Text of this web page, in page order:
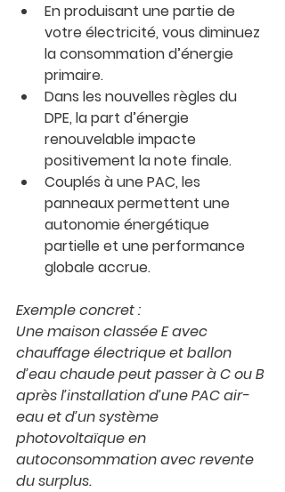
En produisant une partie de
votre électricité, vous diminuez
la consommation d’énergie
primaire.
Dans les nouvelles règles du
DPE, la part d’énergie
renouvelable impacte
positivement la note finale.
Couplés à une PAC, les
panneaux permettent une
autonomie énergétique
partielle et une performance
globale accrue.
Exemple concret :
Une maison classée E avec
chauffage électrique et ballon
d’eau chaude peut passer à C ou B
après l’installation d’une PAC air-
eau et d’un système
photovoltaïque en
autoconsommation avec revente
du surplus.